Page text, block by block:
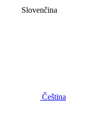
Slovenčina
Čeština